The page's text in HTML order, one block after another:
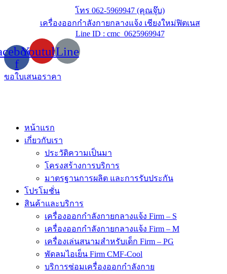
โทร 062-5969947 (คุณจุ๊บ)
เครื่องออกกำลังกายกลางแจ้ง เชียงใหม่ฟิตเนส
Line ID : cmc_0625969947
f
YoutubeLine
ขอใบเสนอราคา
หน้าแรก
เกี่ยวกับเรา
ประวัติความเป็นมา
โครงสร้างการบริการ
มาตรฐานการผลิต และการรับประกัน
โปรโมชั่น
สินค้าและบริการ
เครื่องออกกำลังกายกลางแจ้ง Firm – S
เครื่องออกกำลังกายกลางแจ้ง Firm – M
เครื่องเล่นสนามสำหรับเด็ก Firm – PG
พัดลมไอเย็น Firm CMF-Cool
บริการซ่อมเครื่องออกกำลังกาย